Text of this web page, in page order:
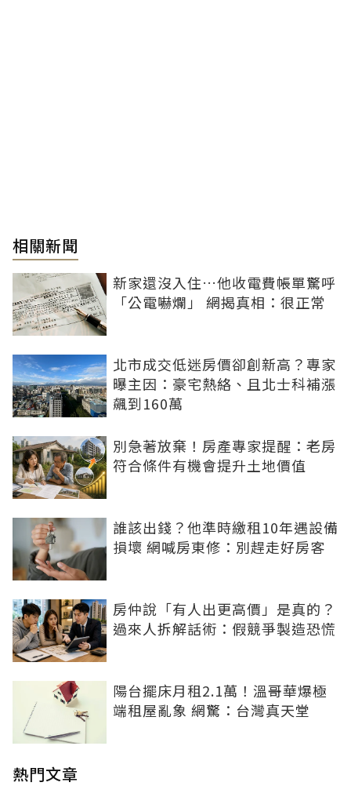
相關新聞
新家還沒入住…他收電費帳單驚呼
「公電嚇爛」 網揭真相：很正常
北市成交低迷房價卻創新高？專家
曝主因：豪宅熱絡、且北士科補漲
飆到160萬
別急著放棄！房產專家提醒：老房
符合條件有機會提升土地價值
誰該出錢？他準時繳租10年遇設備
損壞 網喊房東修：別趕走好房客
房仲說「有人出更高價」是真的？
過來人拆解話術：假競爭製造恐慌
陽台擺床月租2.1萬！溫哥華爆極
端租屋亂象 網驚：台灣真天堂
熱門文章